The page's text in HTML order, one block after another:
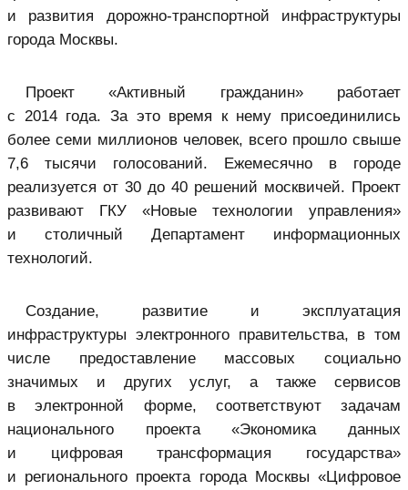
и развития дорожно-транспортной инфраструктуры
города Москвы.
Проект «Активный гражданин» работает
с 2014 года. За это время к нему присоединились
более семи миллионов человек, всего прошло свыше
7,6 тысячи голосований. Ежемесячно в городе
реализуется от 30 до 40 решений москвичей. Проект
развивают ГКУ «Новые технологии управления»
и столичный Департамент информационных
технологий.
Создание, развитие и эксплуатация
инфраструктуры электронного правительства, в том
числе предоставление массовых социально
значимых и других услуг, а также сервисов
в электронной форме, соответствуют задачам
национального проекта «Экономика данных
и цифровая трансформация государства»
и регионального проекта города Москвы «Цифровое